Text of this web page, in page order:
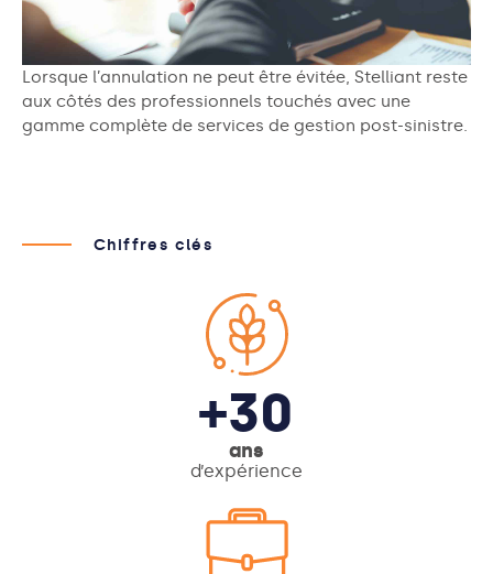
Lorsque l’annulation ne peut être évitée, Stelliant reste
aux côtés des professionnels touchés avec une
gamme complète de services de gestion post-sinistre.
Chiffres clés
+30
ans
d’expérience